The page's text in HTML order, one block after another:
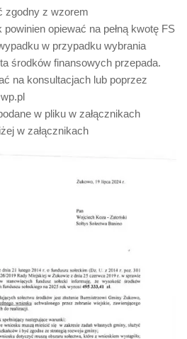
zgodny z wzorem
opiewać na pełną kwotę FS
w przypadku wybrania
środków finansowych przepada.
na konsultacjach lub poprzez
w pliku w załącznikach
w załącznikach